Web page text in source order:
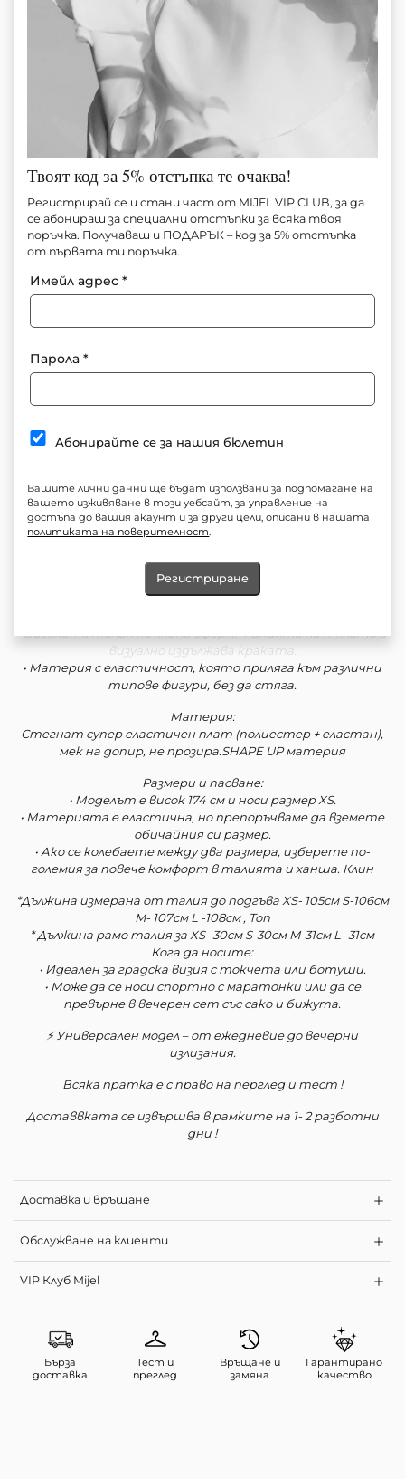
СЕТ BLACK EDIT
Артикул № М1614
90.00€ (176.02 лв.)
За информация: +359 897 91 55 71
Описание:
дава комфорт.
Топът е с изчистен дизайн и тънки презрамки, а клинът е
с висока талия и акцент в долната част – разрез, който
Детайли:
• Топ с еластичен силует, подходящ за носене както
• Високата талия на клина оформя линията на тялото и
визуално издължава краката.
• Материя с еластичност, която приляга към различни
типове фигури, без да стяга.
Материя:
Стегнат супер еластичен плат (полиестер + еластан),
мек на допир, не прозира.SHAPE UP материя
Размери и пасване:
• Моделът е висок 174 см и носи размер XS.
• Материята е еластична, но препоръчваме да вземете
обичайния си размер.
• Ако се колебаете между два размера, изберете по-
големия за повече комфорт в талията и ханша. Клин
*Дължина измерана от талия до подгъва XS- 105см S-106см
M- 107см L -108см , Топ
* Дължина рамо талия за XS- 30см S-30см M-31см L -31см
Кога да носите:
• Идеален за градска визия с токчета или ботуши.
• Може да се носи спортно с маратонки или да се
превърне в вечерен сет със сако и бижута.
⚡ Универсален модел – от ежедневие до вечерни
излизания.
Всяка пратка е с право на перглед и тест !
Доставвката се извършва в рамките на 1- 2 разботни
дни !
Доставка и връщане
Обслужване на клиенти
VIP Клуб Mijel
Бърза
доставка
Тест и
преглед
Връщане и
замяна
Гарантирано
качество
Твоят код за 5% отстъпка те очаква!
Регистрирай се и стани част от MIJEL VIP CLUB, за да
се абонираш за специални отстъпки за всяка твоя
поръчка. Получаваш и ПОДАРЪК – код за 5% отстъпка
от първата ти поръчка.
Имейл адрес*
Парола*
Абонирайте се за нашия бюлетин
Вашите лични данни ще бъдат използвани за подпомагане на
вашето изживяване в този уебсайт, за управление на
достъпа до вашия акаунт и за други цели, описани в нашата
политиката на поверителност.
Регистриране